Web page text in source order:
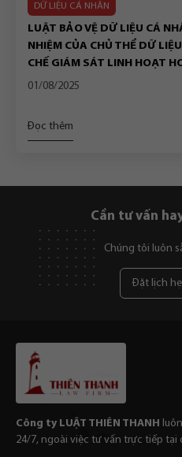
DỮ LIỆU CÁ NHÂN
LUẬT BẢO VỆ DỮ LIỆU CÁ
NHIỆM CỦA CHỦ THỂ DỮ
CHẾ GIÁM SÁT LINH HOẠT
01/08/2025
Đọc thêm
Cần tư vấn
Chúng tôi luôn
Đặt lịch
Công ty LUẬT THIÊN THANH
24/7, ngoài việc tư vấn trực tiếp tại